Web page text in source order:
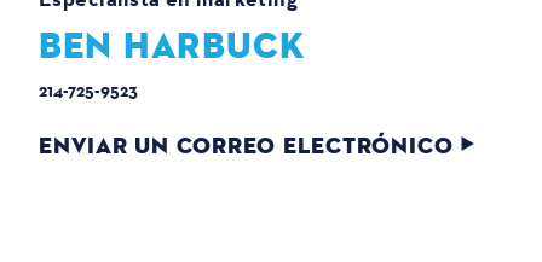
BEN HARBUCK
214-725-9523
ENVIAR UN CORREO ELECTRÓNICO